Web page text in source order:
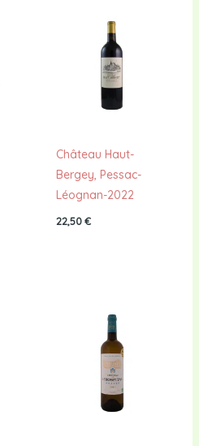
Château Haut-
Bergey, Pessac-
Léognan-2022
22,50€